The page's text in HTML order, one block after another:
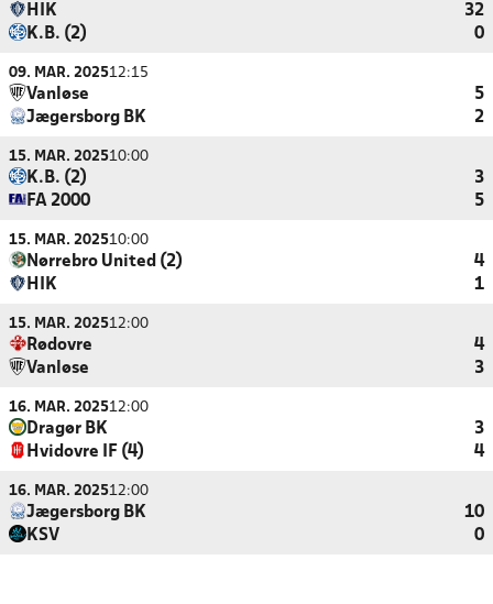
HIK
32
K.B. (2)
0
09. MAR. 202512:15
Vanløse
5
Jægersborg BK
2
15. MAR. 202510:00
K.B. (2)
3
FA 2000
5
15. MAR. 202510:00
Nørrebro United (2)
4
HIK
1
15. MAR. 202512:00
Rødovre
4
Vanløse
3
16. MAR. 202512:00
Dragør BK
3
Hvidovre IF (4)
4
16. MAR. 202512:00
Jægersborg BK
10
KSV
0